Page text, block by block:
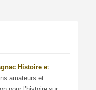
Histoire et
amateurs et